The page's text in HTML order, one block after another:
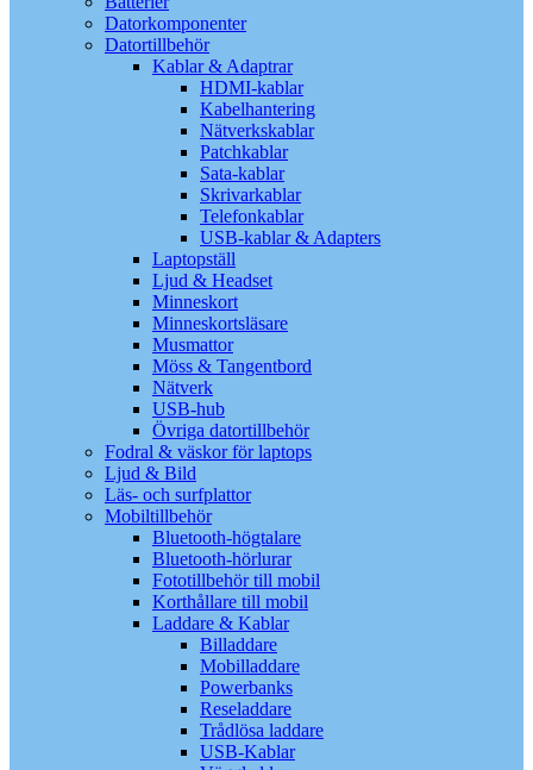
Datorkomponenter
Datortillbehör
Kablar & Adaptrar
HDMI-kablar
Kabelhantering
Nätverkskablar
Patchkablar
Sata-kablar
Skrivarkablar
Telefonkablar
USB-kablar & Adapters
Laptopställ
Ljud & Headset
Minneskort
Minneskortsläsare
Musmattor
Möss & Tangentbord
Nätverk
USB-hub
Övriga datortillbehör
Fodral & väskor för laptops
Ljud & Bild
Läs- och surfplattor
Mobiltillbehör
Bluetooth-högtalare
Bluetooth-hörlurar
Fototillbehör till mobil
Korthållare till mobil
Laddare & Kablar
Billaddare
Mobilladdare
Powerbanks
Reseladdare
Trådlösa laddare
USB-Kablar